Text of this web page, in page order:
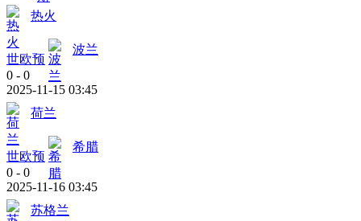
热火
世欧预
波兰
0 - 0
2025-11-15 03:45
荷兰
世欧预
希腊
0 - 0
2025-11-16 03:45
苏格兰